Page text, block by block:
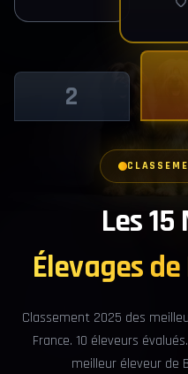
Les
Élevages
Classement 2025 des
France. 10 éleveurs
meilleur éleveur de
2